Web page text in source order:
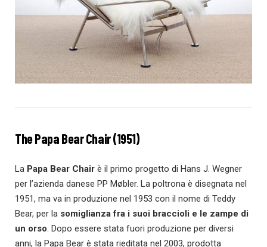
The Papa Bear Chair (1951)
La Papa Bear Chair è il primo progetto di Hans J. Wegner
per l’azienda danese PP Møbler. La poltrona è disegnata nel
1951, ma va in produzione nel 1953 con il nome di Teddy
Bear, per la somiglianza fra i suoi braccioli e le zampe di
un orso. Dopo essere stata fuori produzione per diversi
anni, la Papa Bear è stata rieditata nel 2003, prodotta